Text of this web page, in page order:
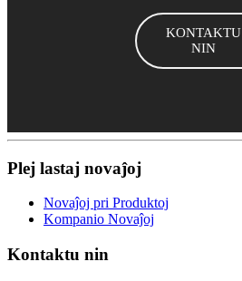
KONTAKTU
NIN
Plej lastaj novaĵoj
Novaĵoj pri Produktoj
Kompanio Novaĵoj
Kontaktu nin